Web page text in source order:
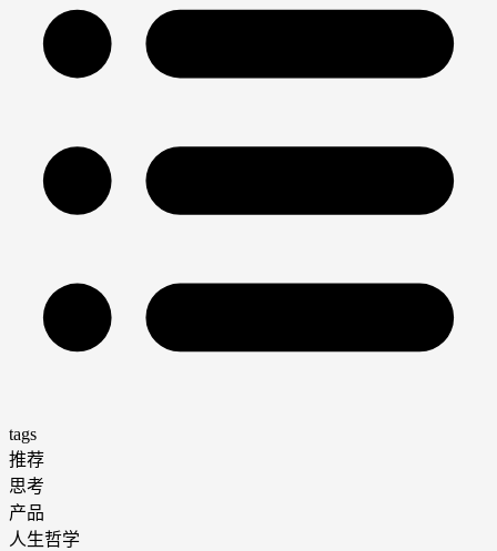
tags
推荐
思考
产品
人生哲学